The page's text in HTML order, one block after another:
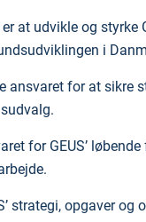
at udvikle og styrke
i
ansvaret for at sikre
for GEUS’
strategi, opgaver og